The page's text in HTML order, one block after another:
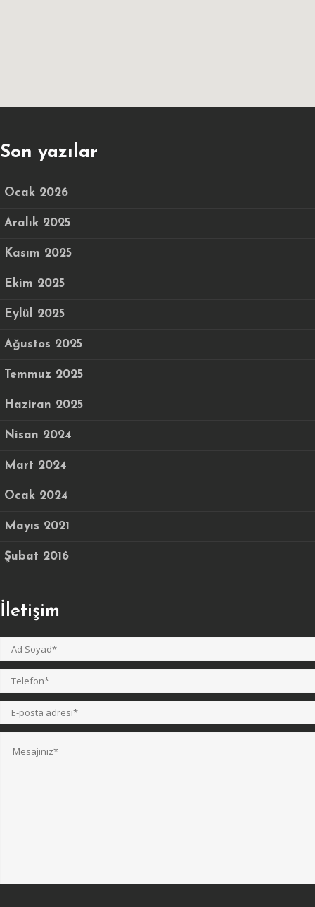
Son yazılar
Ocak 2026
Aralık 2025
Kasım 2025
Ekim 2025
Eylül 2025
Ağustos 2025
Temmuz 2025
Haziran 2025
Nisan 2024
Mart 2024
Ocak 2024
Mayıs 2021
Şubat 2016
İletişim